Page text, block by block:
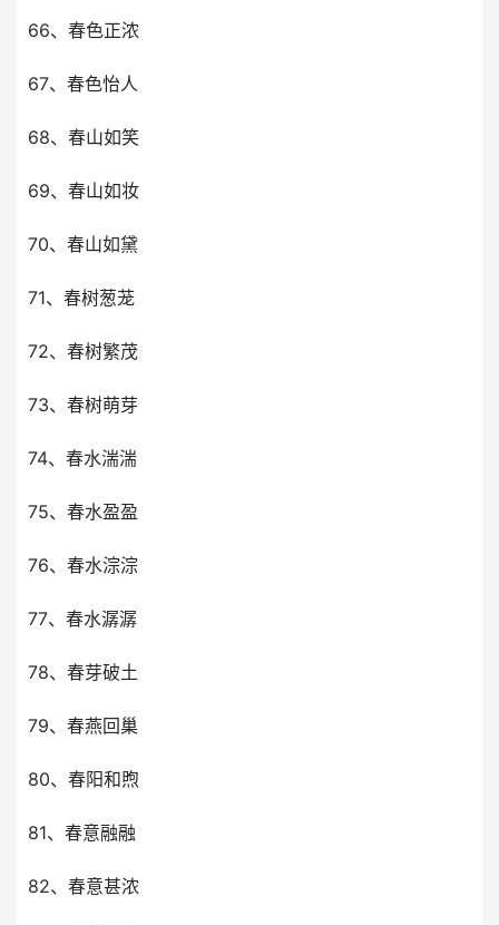
66、春色正浓
67、春色怡人
68、春山如笑
69、春山如妆
70、春山如黛
71、春树葱茏
72、春树繁茂
73、春树萌芽
74、春水湍湍
75、春水盈盈
76、春水淙淙
77、春水潺潺
78、春芽破土
79、春燕回巢
80、春阳和煦
81、春意融融
82、春意甚浓